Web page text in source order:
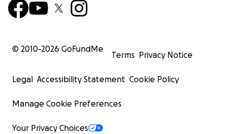
© 2010-2026 GoFundMe
Terms Privacy Notice
Legal Accessibility Statement Cookie Policy
Manage Cookie Preferences
Your Privacy Choices